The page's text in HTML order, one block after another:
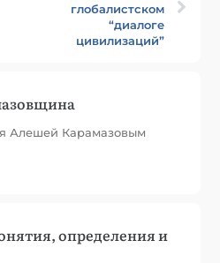
глобалистском
“диалоге
цивилизаций”
Алешей Карамазовым
определения и